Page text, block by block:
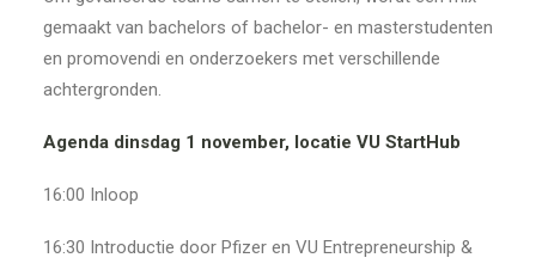
gemaakt van bachelors of bachelor- en masterstudenten
en promovendi en onderzoekers met verschillende
achtergronden.
Agenda dinsdag 1 november, locatie VU StartHub
16:00 Inloop
16:30 Introductie door Pfizer en VU Entrepreneurship &